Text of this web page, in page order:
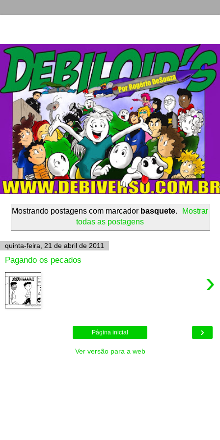
Mostrando postagens com marcador basquete.
Mostrar
todas as postagens
quinta-feira, 21 de abril de 2011
Pagando os pecados
›
›
Página inicial
Ver versão para a web